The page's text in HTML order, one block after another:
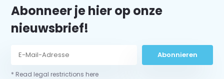
Abonneer je hier op onze
nieuwsbrief!
Abonnieren
* Read legal restrictions here